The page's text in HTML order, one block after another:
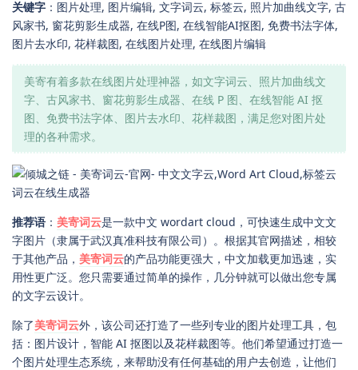
关键字 ：图片处理, 图片编辑, 文字词云, 标签云, 照片加曲线文字, 古
风家书, 窗花剪影生成器, 在线P图, 在线智能AI抠图, 免费书法字体,
图片去水印, 花样裁图, 在线图片处理, 在线图片编辑
美寄有着多款在线图片处理神器，如文字词云、照片加曲线文
字、古风家书、窗花剪影生成器、在线 P 图、在线智能 AI 抠
图、免费书法字体、图片去水印、花样裁图，满足您对图片处
理的各种需求。
推荐语 ： 美寄词云是一款中文 wordart cloud，可快速生成中文文
字图片（隶属于武汉真准科技有限公司）。根据其官网描述，相较
于其他产品， 美寄词云的产品功能更强大，中文加载更加迅速，实
用性更广泛。您只需要通过简单的操作，几分钟就可以做出您专属
的文字云设计。
除了美寄词云外，该公司还打造了一些列专业的图片处理工具，包
括：图片设计，智能 AI 抠图以及花样裁图等。他们希望通过打造一
个图片处理生态系统，来帮助没有任何基础的用户去创造，让他们